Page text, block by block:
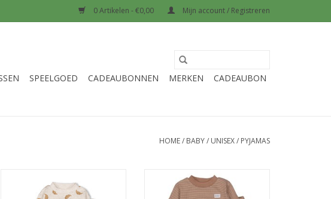
0 Artikelen - €0,00 Mijn account / Registreren
SPEELGOED CADEAUBONNEN MERKEN CADEAUBON
HOME/ BABY/ UNISEX/ PYJAMAS
Edition Champagne 2024
Feetje Pyjama wafel Bruin
Autumn special NOS